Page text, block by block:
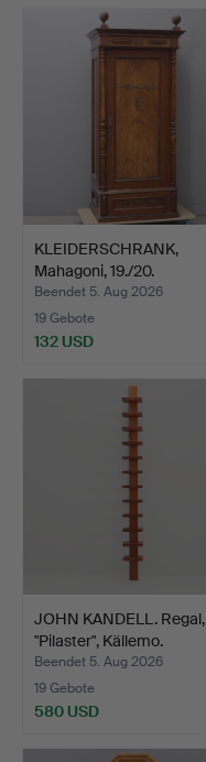
KLEIDERSCHRANK,
Mahagoni, 19./20.
Jahrhund…
Beendet 5. Aug 2026
19 Gebote
132 USD
JOHN KANDELL. Regal,
"Pilaster", Källemo.
Beendet 5. Aug 2026
19 Gebote
580 USD